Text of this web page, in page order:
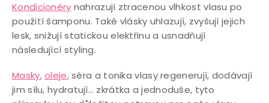
Kondicionéry nahrazují ztracenou vlhkost vlasu po
použití šamponu. Také vlásky uhlazují, zvyšují jejich
lesk, snižují statickou elektřinu a usnadňují
následující styling.
Masky,oleje, séra a tonika vlasy regenerují, dodávají
jim sílu, hydratují… zkrátka a jednoduše, tyto